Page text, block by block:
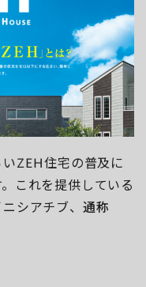
ZEH住宅の普及に
これを提供している
シアチブ、 通称